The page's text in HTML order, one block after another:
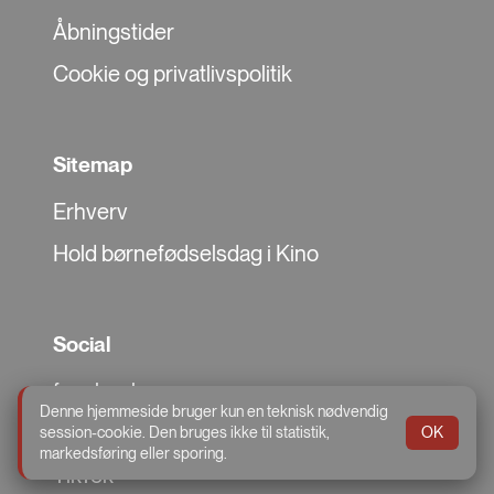
Åbningstider
Cookie og privatlivspolitik
Sitemap
Erhverv
Hold børnefødselsdag i Kino
Social
facebook
Instragram
TikTok
Denne hjemmeside bruger kun en teknisk nødvendig
session-cookie. Den bruges ikke til statistik,
markedsføring eller sporing.
OK